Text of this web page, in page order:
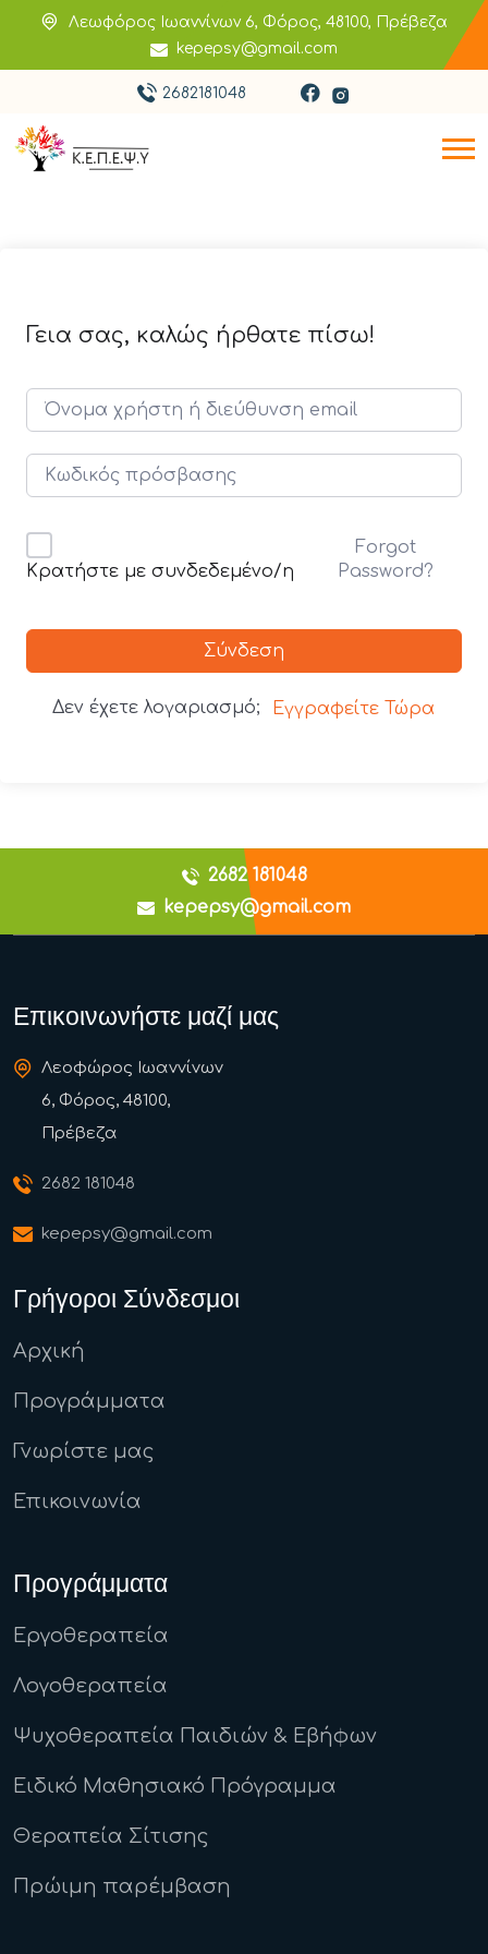
Λεωφόρος Ιωαννίνων 6, Φόρος, 48100, Πρέβεζα
kepepsy@gmail.com
2682181048
Γεια σας, καλώς ήρθατε πίσω!
Κρατήστε με συνδεδεμένο/η
Forgot
Password?
Σύνδεση
Δεν έχετε λογαριασμό; Εγγραφείτε Τώρα
2682 181048
kepepsy@gmail.com
Επικοινωνήστε μαζί μας
Λεοφώρος Ιωαννίνων
6, Φόρος, 48100,
Πρέβεζα
2682 181048
kepepsy@gmail.com
Γρήγοροι Σύνδεσμοι
Αρχική
Προγράμματα
Γνωρίστε μας
Επικοινωνία
Προγράμματα
Εργοθεραπεία
Λογοθεραπεία
Ψυχοθεραπεία Παιδιών & Εβήφων
Ειδικό Μαθησιακό Πρόγραμμα
Θεραπεία Σίτισης
Πρώιμη παρέμβαση